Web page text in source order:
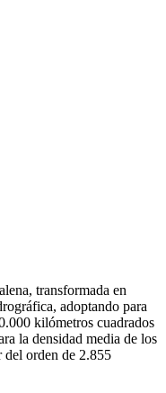
transformada en
adoptando para
kilómetros cuadrados
la densidad media de los
del orden de 2.855